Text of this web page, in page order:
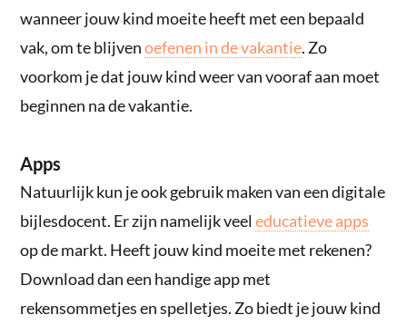
wanneer jouw kind moeite heeft met een bepaald
vak, om te blijvenoefenen in de vakantie. Zo
voorkom je dat jouw kind weer van vooraf aan moet
beginnen na de vakantie.
Apps
Natuurlijk kun je ook gebruik maken van een digitale
bijlesdocent. Er zijn namelijk veeleducatieve apps
op de markt. Heeft jouw kind moeite met rekenen?
Download dan een handige app met
rekensommetjes en spelletjes. Zo biedt je jouw kind